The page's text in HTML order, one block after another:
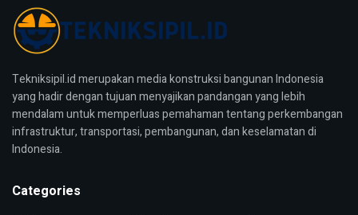
Tekniksipil.id merupakan media konstruksi bangunan Indonesia
yang hadir dengan tujuan menyajikan pandangan yang lebih
mendalam untuk memperluas pemahaman tentang perkembangan
infrastruktur, transportasi, pembangunan, dan keselamatan di
Indonesia.
Categories